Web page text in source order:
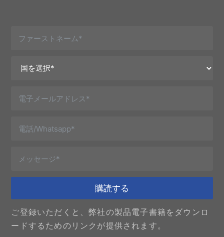
購読する
ご登録いただくと、弊社の製品電子書籍をダウンロ
ードするためのリンクが提供されます。